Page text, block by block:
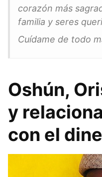
corazón más
familia y seres
Cuídame de todo
Oshún,
y
con el